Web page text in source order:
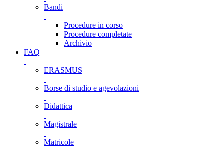
Bandi
Procedure in corso
Procedure completate
Archivio
FAQ
ERASMUS
Borse di studio e agevolazioni
Didattica
Magistrale
Matricole